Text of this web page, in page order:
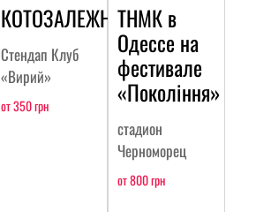
КОТОЗАЛЕЖНОСТЬ
Стендап Клуб
«Вирий»
от 350 грн
ТНМК в
Одессе на
фестивале
«Покоління»
стадион
Черноморец
от 800 грн